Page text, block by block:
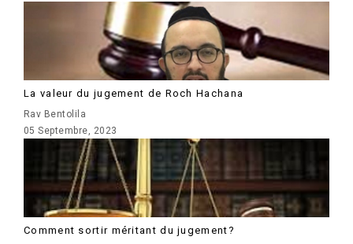
La valeur du jugement de Roch Hachana
Rav Bentolila
05 Septembre, 2023
Comment sortir méritant du jugement?